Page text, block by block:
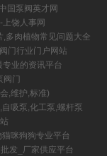
国泵阀英才网
饶人事网
多肉植物常见问题大全
门行业门户网站
业的资讯平台
阀门
,维护,标准)
吸泵,化工泵,螺杆泵
咪狗狗专业平台
发_厂家供应平台